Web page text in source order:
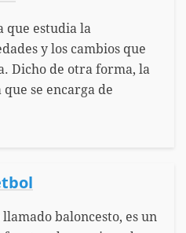
que estudia la
y los cambios que
Dicho de otra forma, la
se encarga de
baloncesto, es un